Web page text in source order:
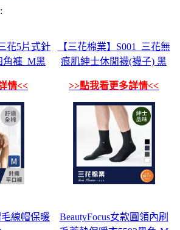
花5片式針
角褲_M黑
情<<
【三花棉業】S001_三花無
痕肌紳士休閒襪(襪子) 黑
>>點我看更多詳情<<
毛線帽保暖
BeautyFocus女款圓領內刷